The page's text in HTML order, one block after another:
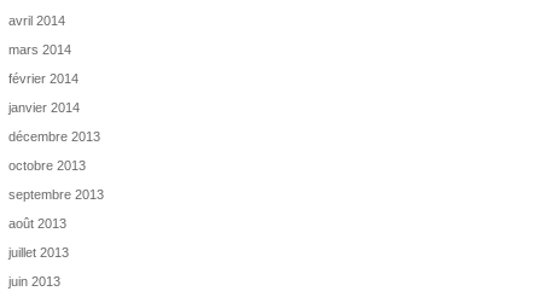
avril 2014
mars 2014
février 2014
janvier 2014
décembre 2013
octobre 2013
septembre 2013
août 2013
juillet 2013
juin 2013